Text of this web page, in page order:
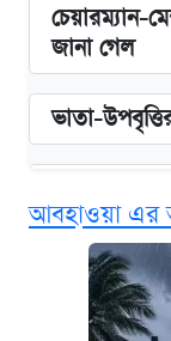
চেয়ারম্যান-
জানা গেল
ভাতা-
খান
কবে শুরু
আবহাওয়া এর